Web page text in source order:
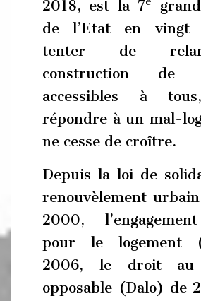
2018, est la 7
de l’Etat en vingt
tenter de
construction de
accessibles à
répondre à un mal-
ne cesse de croître.
Depuis la loi de
renouvèlement
2000,
pour le logement
2006, le droit au
opposable (Dalo) de